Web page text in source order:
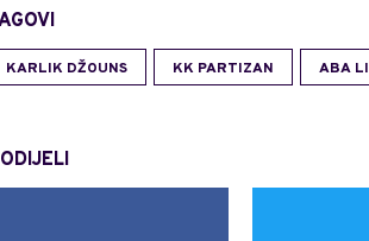
KARLIK DŽOUNS KK PARTIZAN ABA